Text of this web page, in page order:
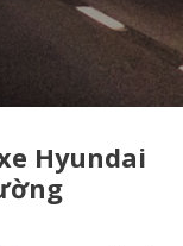
Hyundai